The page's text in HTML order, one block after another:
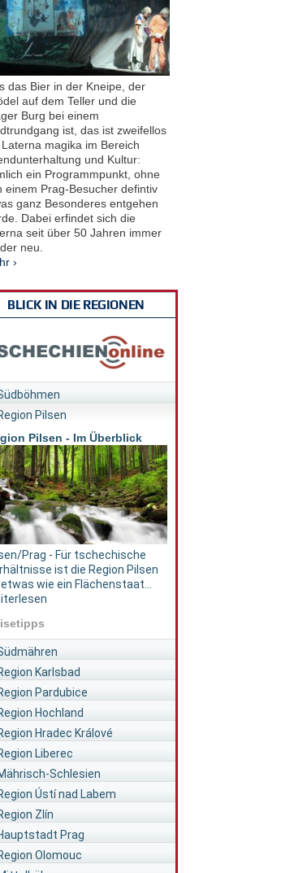
das Bier in der Kneipe, der
auf dem Teller und die
Burg bei einem
ist, das ist zweifellos
magika im Bereich
und Kultur:
ein Programmpunkt, ohne
einem Prag-Besucher defintiv
ganz Besonderes entgehen
Dabei erfindet sich die
seit über 50 Jahren immer
neu.
›
BLICK IN DIE REGIONEN
Pilsen
Pilsen - Im Überblick
Prag - Für tschechische
ist die Region Pilsen
wie ein Flächenstaat...
Karlsbad
Pardubice
Hochland
Hradec Králové
Liberec
Schlesien
Ústí nad Labem
Zlín
Prag
Olomouc